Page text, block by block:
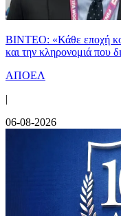
ΒΙΝΤΕΟ: «Κάθε εποχή
και την κληρονομιά
ΑΠΟΕΛ
|
06-08-2026